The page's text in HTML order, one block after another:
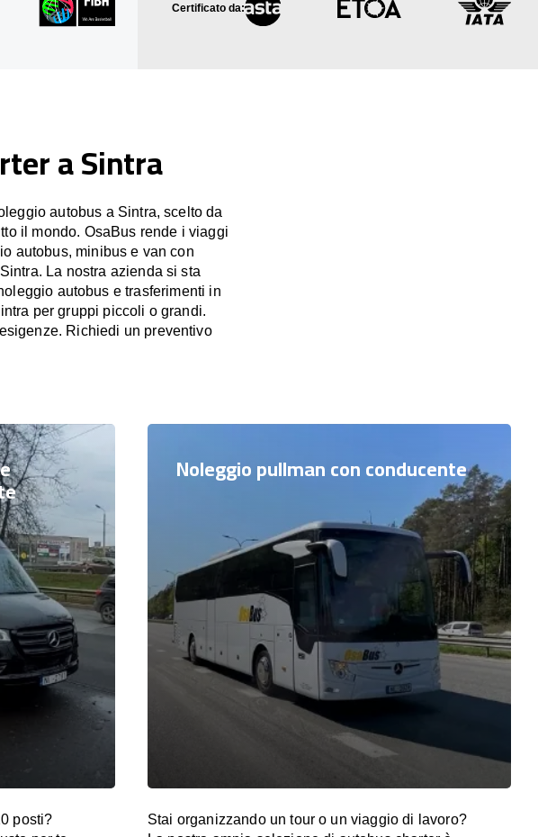
Certificato da:
a Sintra
autobus a Sintra, scelto da
il mondo. OsaBus rende i viaggi
autobus, minibus e van con
La nostra azienda si sta
autobus e trasferimenti in
per gruppi piccoli o grandi.
Richiedi un preventivo
posti?
Noleggio pullman con conducente
Stai organizzando un tour o un viaggio di lavoro?